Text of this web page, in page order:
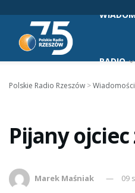
RADIO
Polskie Radio Rzeszów >Wiadomości
Pijany
Marek Maśniak 09